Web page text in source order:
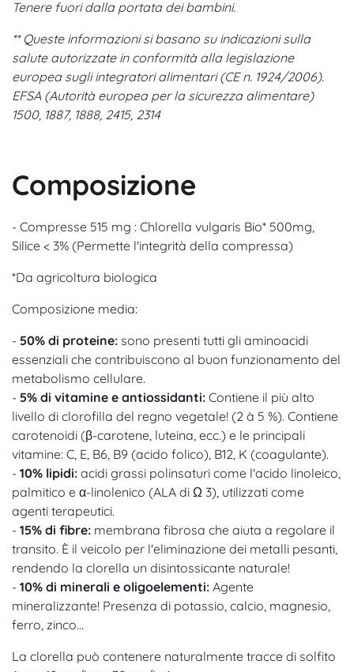
Tenere fuori dalla portata dei bambini.
** Queste informazioni si basano su indicazioni sulla
salute autorizzate in conformità alla legislazione
europea sugli integratori alimentari (CE n. 1924/2006).
EFSA (Autorità europea per la sicurezza alimentare)
1500, 1887, 1888, 2415, 2314
Composizione
- Compresse 515 mg : Chlorella vulgaris Bio* 500mg,
Silice < 3% (Permette l'integrità della compressa)
*Da agricoltura biologica
Composizione media:
- 50% di proteine: sono presenti tutti gli aminoacidi
essenziali che contribuiscono al buon funzionamento del
metabolismo cellulare.
- 5% di vitamine e antiossidanti: Contiene il più alto
livello di clorofilla del regno vegetale! (2 à 5 %). Contiene
carotenoidi (β-carotene, luteina, ecc.) e le principali
vitamine: C, E, B6, B9 (acido folico), B12, K (coagulante).
- 10% lipidi: acidi grassi polinsaturi come l'acido linoleico,
palmitico e α-linolenico (ALA di Ω 3), utilizzati come
agenti terapeutici.
- 15% di fibre: membrana fibrosa che aiuta a regolare il
transito. È il veicolo per l'eliminazione dei metalli pesanti,
rendendo la clorella un disintossicante naturale!
- 10% di minerali e oligoelementi: Agente
mineralizzante! Presenza di potassio, calcio, magnesio,
ferro, zinco...
La clorella può contenere naturalmente tracce di solfito